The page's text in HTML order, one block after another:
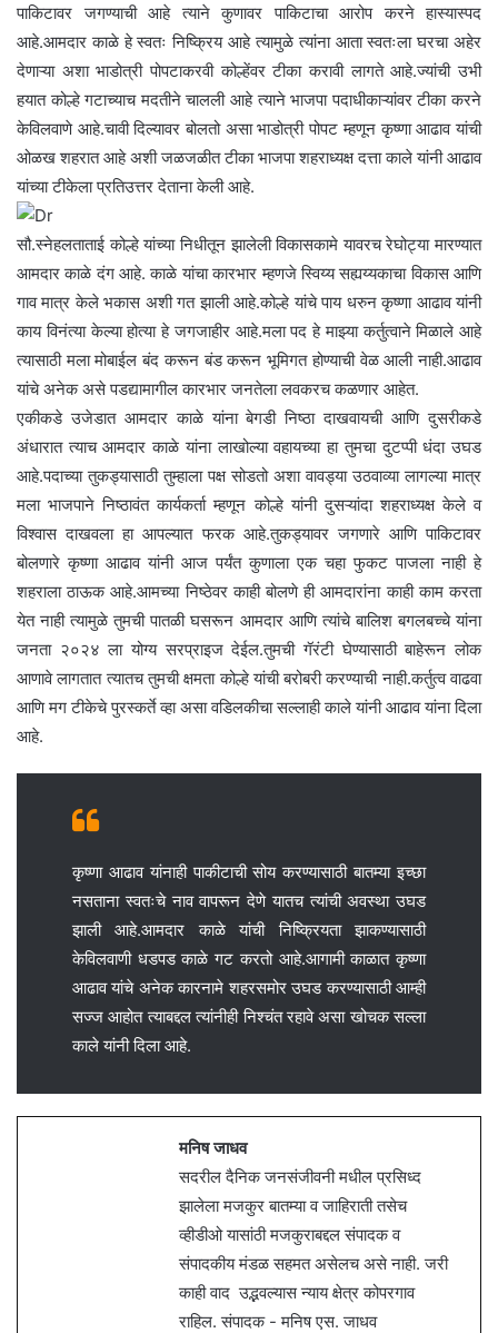
पाकिटावर जगण्याची आहे त्याने कुणावर पाकिटाचा आरोप करने हास्यास्पद
आहे.आमदार काळे हे स्वतः निष्क्रिय आहे त्यामुळे त्यांना आता स्वतःला घरचा अहेर
देणाऱ्या अशा भाडोत्री पोपटाकरवी कोल्हेंवर टीका करावी लागते आहे.ज्यांची उभी
हयात कोल्हे गटाच्याच मदतीने चालली आहे त्याने भाजपा पदाधीकाऱ्यांवर टीका करने
केविलवाणे आहे.चावी दिल्यावर बोलतो असा भाडोत्री पोपट म्हणून कृष्णा आढाव यांची
ओळख शहरात आहे अशी जळजळीत टीका भाजपा शहराध्यक्ष दत्ता काले यांनी आढाव
यांच्या टीकेला प्रतिउत्तर देताना केली आहे.
सौ.स्नेहलताताई कोल्हे यांच्या निधीतून झालेली विकासकामे यावरच रेघोट्या मारण्यात
आमदार काळे दंग आहे. काळे यांचा कारभार म्हणजे स्विय्य सह्यय्यकाचा विकास आणि
गाव मात्र केले भकास अशी गत झाली आहे.कोल्हे यांचे पाय धरुन कृष्णा आढाव यांनी
काय विनंत्या केल्या होत्या हे जगजाहीर आहे.मला पद हे माझ्या कर्तुत्वाने मिळाले आहे
त्यासाठी मला मोबाईल बंद करून बंड करून भूमिगत होण्याची वेळ आली नाही.आढाव
यांचे अनेक असे पडद्यामागील कारभार जनतेला लवकरच कळणार आहेत.
एकीकडे उजेडात आमदार काळे यांना बेगडी निष्ठा दाखवायची आणि दुसरीकडे
अंधारात त्याच आमदार काळे यांना लाखोल्या वहायच्या हा तुमचा दुटप्पी धंदा उघड
आहे.पदाच्या तुकड्यासाठी तुम्हाला पक्ष सोडतो अशा वावड्या उठवाव्या लागल्या मात्र
मला भाजपाने निष्ठावंत कार्यकर्ता म्हणून कोल्हे यांनी दुसऱ्यांदा शहराध्यक्ष केले व
विश्वास दाखवला हा आपल्यात फरक आहे.तुकड्यावर जगणारे आणि पाकिटावर
बोलणारे कृष्णा आढाव यांनी आज पर्यंत कुणाला एक चहा फुकट पाजला नाही हे
शहराला ठाऊक आहे.आमच्या निष्ठेवर काही बोलणे ही आमदारांना काही काम करता
येत नाही त्यामुळे तुमची पातळी घसरून आमदार आणि त्यांचे बालिश बगलबच्चे यांना
जनता २०२४ ला योग्य सरप्राइज देईल.तुमची गॅरंटी घेण्यासाठी बाहेरून लोक
आणावे लागतात त्यातच तुमची क्षमता कोल्हे यांची बरोबरी करण्याची नाही.कर्तुत्व वाढवा
आणि मग टीकेचे पुरस्कर्ते व्हा असा वडिलकीचा सल्लाही काले यांनी आढाव यांना दिला
आहे.
कृष्णा आढाव यांनाही पाकीटाची सोय करण्यासाठी बातम्या इच्छा
नसताना स्वतःचे नाव वापरून देणे यातच त्यांची अवस्था उघड
झाली आहे.आमदार काळे यांची निष्क्रियता झाकण्यासाठी
केविलवाणी धडपड काळे गट करतो आहे.आगामी काळात कृष्णा
आढाव यांचे अनेक कारनामे शहरसमोर उघड करण्यासाठी आम्ही
सज्ज आहोत त्याबद्दल त्यांनीही निश्चंत रहावे असा खोचक सल्ला
काले यांनी दिला आहे.
मनिष जाधव
सदरील दैनिक जनसंजीवनी मधील प्रसिध्द
झालेला मजकुर बातम्या व जाहिराती तसेच
व्हीडीओ यासांठी मजकुराबद्दल संपादक व
संपादकीय मंडळ सहमत असेलच असे नाही. जरी
काही वाद उद्भवल्यास न्याय क्षेत्र कोपरगाव
राहिल. संपादक - मनिष एस. जाधव